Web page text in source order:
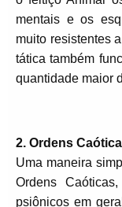
mentais e os
muito resistentes
tática também
quantidade maior
2. Ordens
Uma maneira
Ordens
psiônicos em